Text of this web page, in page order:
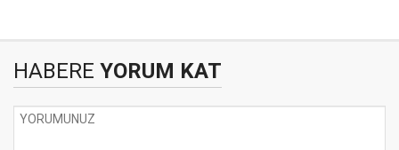
HABERE YORUM KAT